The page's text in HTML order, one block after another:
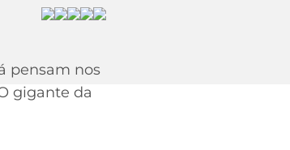
pensam nos
gigante da